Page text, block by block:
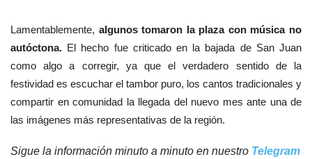
Lamentablemente, algunos tomaron la plaza con música no
autóctona. El hecho fue criticado en la bajada de San Juan
como algo a corregir, ya que el verdadero sentido de la
festividad es escuchar el tambor puro, los cantos tradicionales y
compartir en comunidad la llegada del nuevo mes ante una de
las imágenes más representativas de la región.
Sigue la información minuto a minuto en nuestro Telegram